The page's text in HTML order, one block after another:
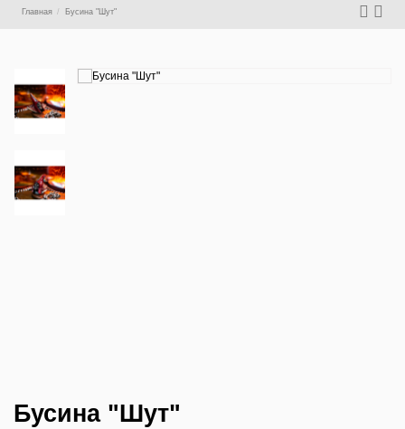
Главная Бусина "Шут"
Бусина "Шут"